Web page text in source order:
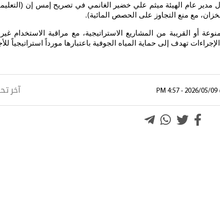
مع منع التجاوز على الحصص المائية).
القريبة من المشاريع الاستراتيجية، مع مراقبة الاستخدام
تهدف إلى حماية المياه الجوفية باعتبارها مورداً استراتيجياً
2026/05/09 - 4:57 PM آخر